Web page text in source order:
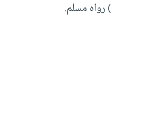
) رواه مسلم.